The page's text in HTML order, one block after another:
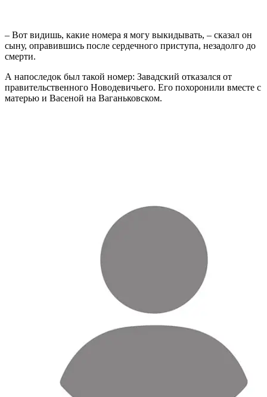
– Вот видишь, какие номера я могу выкидывать, – сказал он
сыну, оправившись после сердечного приступа, незадолго до
смерти.
А напоследок был такой номер: Завадский отказался от
правительственного Новодевичьего. Его похоронили вместе с
матерью и Васеной на Ваганьковском.